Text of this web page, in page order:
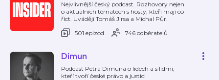
Nejvlivnější český podcast. Rozhovory nejen
o aktuálních tématech s hosty, kteří mají co
říct. Uvádějí Tomáš Jirsa a Michal Půr.
501 epizod
746 odběratelů
Dimun
Podcast Petra Dimuna o lidech a s lidmi,
kteří tvoří české právo a justici